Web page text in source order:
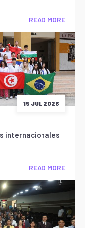
READ MORE
15 JUL 2026
internacionales
READ MORE